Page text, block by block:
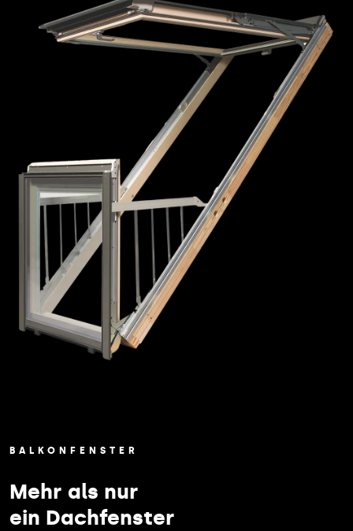
BALKONFENSTER
Mehr als nur
ein Dachfenster